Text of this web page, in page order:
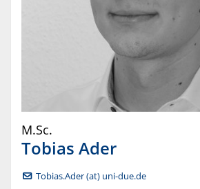
M.Sc.
Tobias Ader
Tobias.Ader (at) uni-due.de